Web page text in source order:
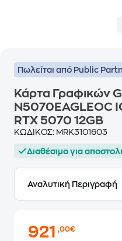
Πωλείται από Public
Κάρτα Γραφικών
N5070EAGLEOC
RTX 5070 12GB
ΚΩΔΙΚΟΣ: MRK3101603
Διαθέσιμο για
Αναλυτική Περιγραφή
921,00€